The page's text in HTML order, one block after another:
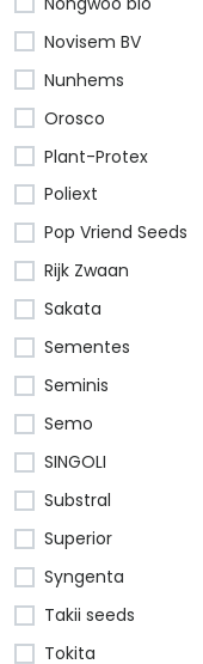
Novisem BV
Nunhems
Orosco
Plant-Protex
Poliext
Pop Vriend Seeds
Rijk Zwaan
Sakata
Sementes
Seminis
Semo
SINGOLI
Substral
Superior
Syngenta
Takii seeds
Tokita